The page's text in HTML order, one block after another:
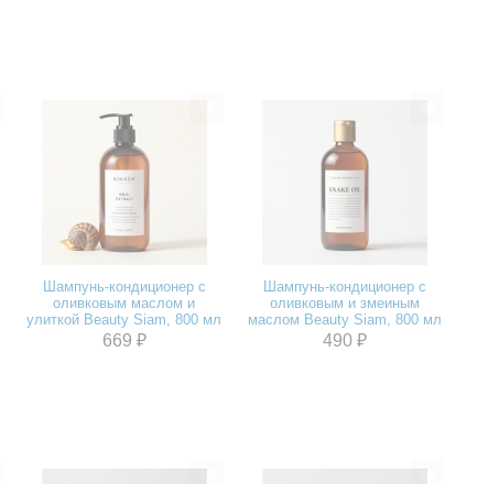
Шампунь-кондиционер с
оливковым маслом и
улиткой Beauty Siam, 800 мл
669 ₽
Шампунь-кондиционер с
оливковым и змеиным
маслом Beauty Siam, 800 мл
490 ₽